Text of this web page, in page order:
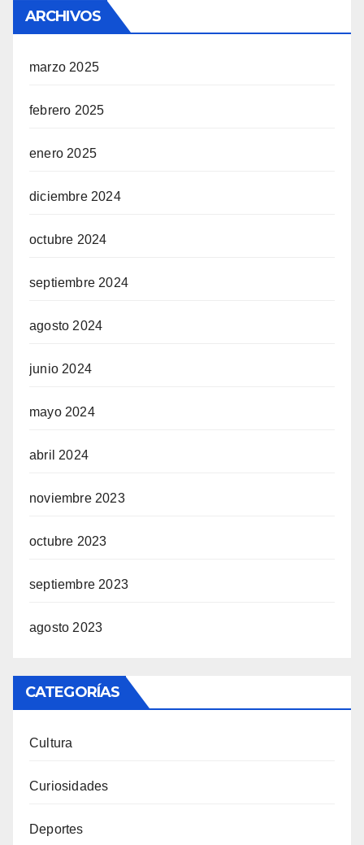
ARCHIVOS
marzo 2025
febrero 2025
enero 2025
diciembre 2024
octubre 2024
septiembre 2024
agosto 2024
junio 2024
mayo 2024
abril 2024
noviembre 2023
octubre 2023
septiembre 2023
agosto 2023
CATEGORÍAS
Cultura
Curiosidades
Deportes